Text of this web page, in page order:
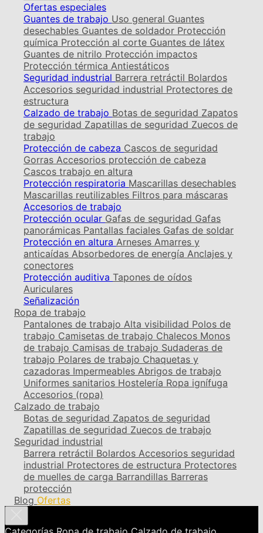
Ofertas especiales
Guantes de trabajo Uso general Guantes
desechables Guantes de soldador Protección
química Protección al corte Guantes de látex
Guantes de nitrilo Protección impactos
Protección térmica Antiestáticos
Seguridad industrial Barrera retráctil Bolardos
Accesorios seguridad industrial Protectores de
estructura
Calzado de trabajo Botas de seguridad Zapatos
de seguridad Zapatillas de seguridad Zuecos de
trabajo
Protección de cabeza Cascos de seguridad
Gorras Accesorios protección de cabeza
Cascos trabajo en altura
Protección respiratoria Mascarillas desechables
Mascarillas reutilizables Filtros para máscaras
Accesorios de trabajo
Protección ocular Gafas de seguridad Gafas
panorámicas Pantallas faciales Gafas de soldar
Protección en altura Arneses Amarres y
anticaídas Absorbedores de energía Anclajes y
conectores
Protección auditiva Tapones de oídos
Auriculares
Señalización
Ropa de trabajo
Pantalones de trabajo Alta visibilidad Polos de
trabajo Camisetas de trabajo Chalecos Monos
de trabajo Camisas de trabajo Sudaderas de
trabajo Polares de trabajo Chaquetas y
cazadoras Impermeables Abrigos de trabajo
Uniformes sanitarios Hostelería Ropa ignífuga
Accesorios (ropa)
Calzado de trabajo
Botas de seguridad Zapatos de seguridad
Zapatillas de seguridad Zuecos de trabajo
Seguridad industrial
Barrera retráctil Bolardos Accesorios seguridad
industrial Protectores de estructura Protectores
de muelles de carga Barrandillas Barreras
protección
Blog Ofertas